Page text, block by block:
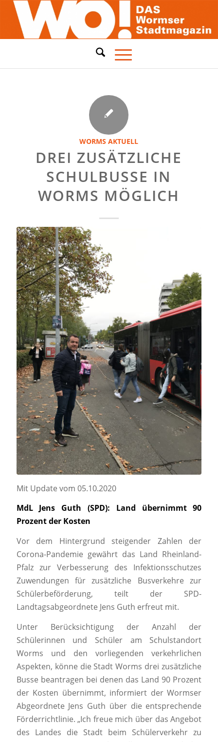
WORMS AKTUELL
DREI ZUSÄTZLICHE
SCHULBUSSE IN
WORMS MÖGLICH
Mit Update vom 05.10.2020
MdL Jens Guth (SPD): Land übernimmt 90
Prozent der Kosten
Vor dem Hintergrund steigender Zahlen der
Corona-Pandemie gewährt das Land Rheinland-
Pfalz zur Verbesserung des Infektionsschutzes
Zuwendungen für zusätzliche Busverkehre zur
Schülerbeförderung, teilt der SPD-
Landtagsabgeordnete Jens Guth erfreut mit.
Unter Berücksichtigung der Anzahl der
Schülerinnen und Schüler am Schulstandort
Worms und den vorliegenden verkehrlichen
Aspekten, könne die Stadt Worms drei zusätzliche
Busse beantragen bei denen das Land 90 Prozent
der Kosten übernimmt, informiert der Wormser
Abgeordnete Jens Guth über die entsprechende
Förderrichtlinie. „Ich freue mich über das Angebot
des Landes die Stadt beim Schülerverkehr zu